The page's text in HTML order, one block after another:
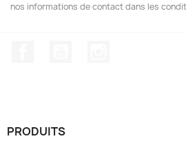
nos informations de contact dans les
PRODUITS